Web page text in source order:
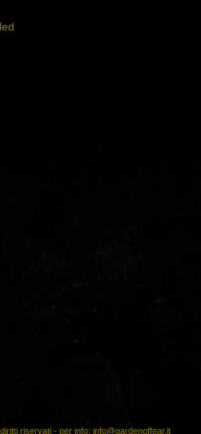
riservati - per info: info@gardenoffear.it